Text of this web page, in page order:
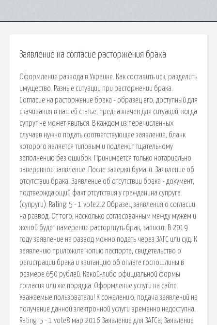
Заявление на согласие расторжения брака
Оформление развода в Украине. Как составить иск, разделить
имущество. Разные ситуации при расторжении брака.
Согласие на расторжение брака - образец его, доступный для
скачивания в нашей статье, предназначен для ситуаций, когда
супруг не может явиться. В каждом из перечисленных
случаев нужно подать соответствующее заявление, бланк
которого является типовым и подлежит тщательному
заполнению без ошибок. Принимается только нотариально
заверенное заявление. После заверки бумаги. Заявление об
отсутствии брака. Заявление об отсутствии брака - документ,
подтверждающий факт отсутствия у гражданина супруга
(супруги). Rating: 5 - 1 vote2.2 Образец заявления о согласии
на развод. От того, насколько согласованным между мужем и
женой будет намерение расторгнуть брак, зависит. В 2019
году заявление на развод можно подать через ЗАГС или суд. К
заявлению приложите копию паспорта, свидетельство о
регистрации брака и квитанцию об оплате госпошлины в
размере 650 рублей. Какой-либо официальной формы
согласия или же порядка. Оформление услуги на сайте.
Уважаемые пользователи! К сожалению, подача заявлений на
получение данной электронной услуги временно недоступна.
Rating: 5 - 1 vote8 мар 2016 Заявление для ЗАГСа; Заявление